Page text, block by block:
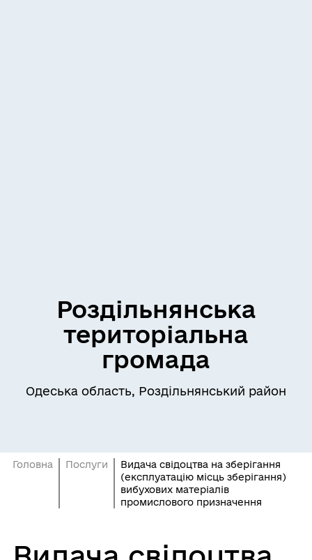
Роздільнянська
територіальна
громада
Одеська область, Роздільнянський район
Головна Послуги
Видача свідоцтва на зберігання
(експлуатацію місць зберігання)
вибухових матеріалів
промислового призначення